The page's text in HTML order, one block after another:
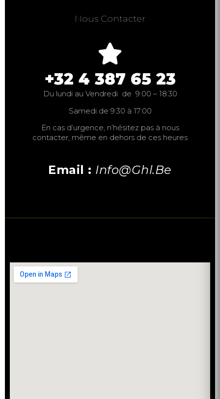
Nous Contacter
+32 4 387 65 23
Du lundi au Vendredi de 9:00 – 18:30
Samedi de 9:30 à 17:00
En cas d’urgence, n’hésitez pas à nous
contacter, même en dehors de ces heures
Email : Info@ghl.be